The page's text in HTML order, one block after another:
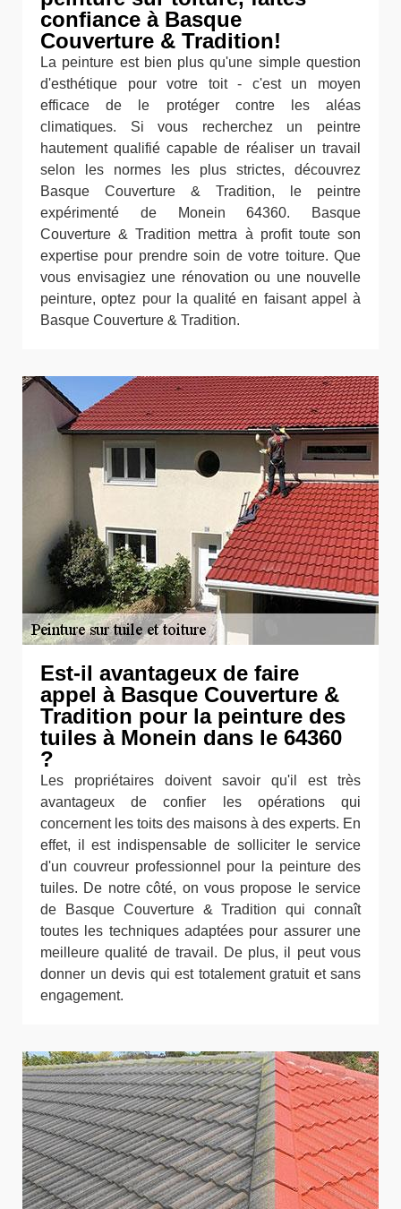
confiance à Basque
Couverture & Tradition!
La peinture est bien plus qu'une simple question
d'esthétique pour votre toit - c'est un moyen
efficace de le protéger contre les aléas
climatiques. Si vous recherchez un peintre
hautement qualifié capable de réaliser un travail
selon les normes les plus strictes, découvrez
Basque Couverture & Tradition, le peintre
expérimenté de Monein 64360. Basque
Couverture & Tradition mettra à profit toute son
expertise pour prendre soin de votre toiture. Que
vous envisagiez une rénovation ou une nouvelle
peinture, optez pour la qualité en faisant appel à
Basque Couverture & Tradition.
Est-il avantageux de faire
appel à Basque Couverture &
Tradition pour la peinture des
tuiles à Monein dans le 64360
?
Les propriétaires doivent savoir qu'il est très
avantageux de confier les opérations qui
concernent les toits des maisons à des experts. En
effet, il est indispensable de solliciter le service
d'un couvreur professionnel pour la peinture des
tuiles. De notre côté, on vous propose le service
de Basque Couverture & Tradition qui connaît
toutes les techniques adaptées pour assurer une
meilleure qualité de travail. De plus, il peut vous
donner un devis qui est totalement gratuit et sans
engagement.